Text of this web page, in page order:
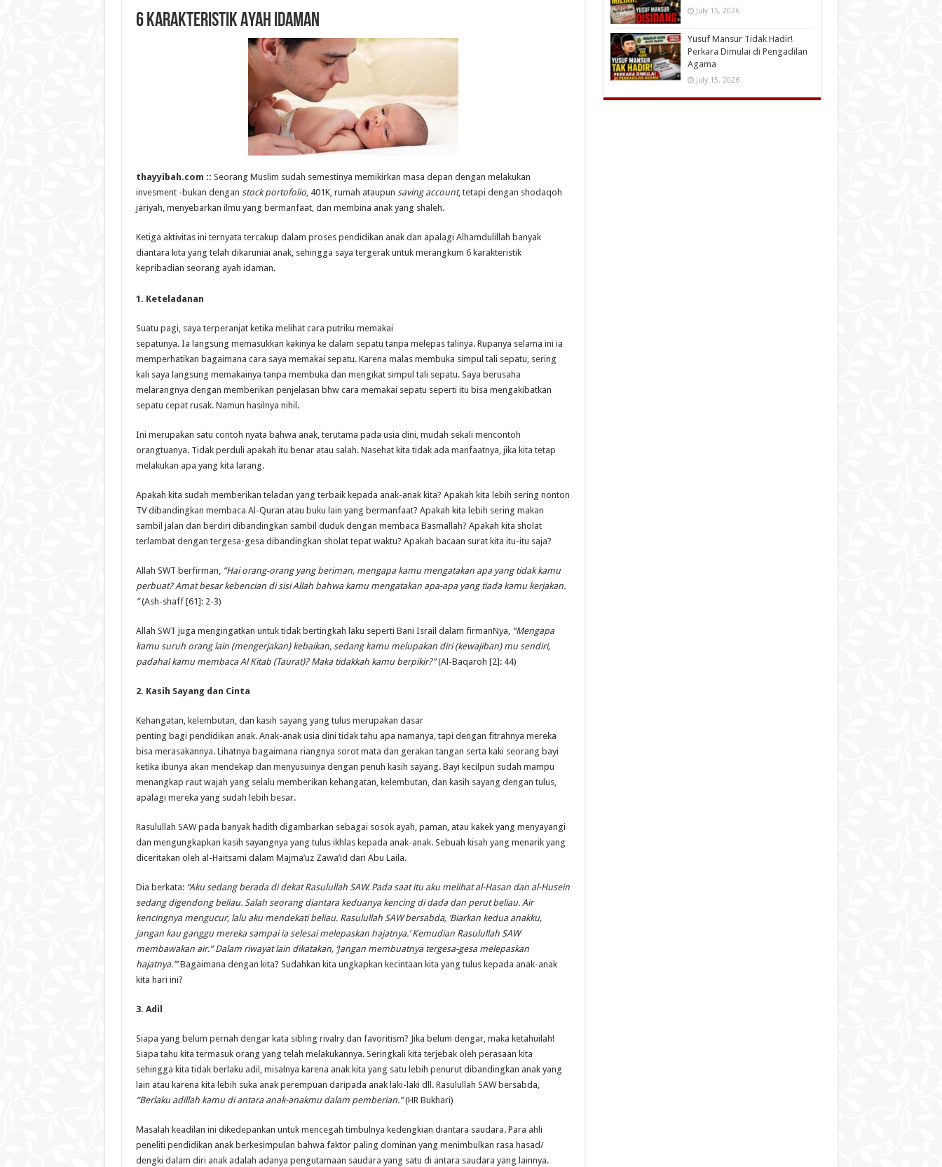
6 Karakteristik Ayah Idaman
thayyibah.com :: Seorang Muslim sudah semestinya memikirkan masa depan dengan melakukan
invesment -bukan dengan stock portofolio, 401K, rumah ataupun saving account, tetapi dengan shodaqoh
jariyah, menyebarkan ilmu yang bermanfaat, dan membina anak yang shaleh.
Ketiga aktivitas ini ternyata tercakup dalam proses pendidikan anak dan apalagi Alhamdulillah banyak
diantara kita yang telah dikaruniai anak, sehingga saya tergerak untuk merangkum 6 karakteristik
kepribadian seorang ayah idaman.
1. Keteladanan
Suatu pagi, saya terperanjat ketika melihat cara putriku memakai
sepatunya. Ia langsung memasukkan kakinya ke dalam sepatu tanpa melepas talinya. Rupanya selama ini ia
memperhatikan bagaimana cara saya memakai sepatu. Karena malas membuka simpul tali sepatu, sering
kali saya langsung memakainya tanpa membuka dan mengikat simpul tali sepatu. Saya berusaha
melarangnya dengan memberikan penjelasan bhw cara memakai sepatu seperti itu bisa mengakibatkan
sepatu cepat rusak. Namun hasilnya nihil.
Ini merupakan satu contoh nyata bahwa anak, terutama pada usia dini, mudah sekali mencontoh
orangtuanya. Tidak perduli apakah itu benar atau salah. Nasehat kita tidak ada manfaatnya, jika kita tetap
melakukan apa yang kita larang.
Apakah kita sudah memberikan teladan yang terbaik kepada anak-anak kita? Apakah kita lebih sering nonton
TV dibandingkan membaca Al-Quran atau buku lain yang bermanfaat? Apakah kita lebih sering makan
sambil jalan dan berdiri dibandingkan sambil duduk dengan membaca Basmallah? Apakah kita sholat
terlambat dengan tergesa-gesa dibandingkan sholat tepat waktu? Apakah bacaan surat kita itu-itu saja?
Allah SWT berfirman, “Hai orang-orang yang beriman, mengapa kamu mengatakan apa yang tidak kamu
perbuat? Amat besar kebencian di sisi Allah bahwa kamu mengatakan apa-apa yang tiada kamu kerjakan.
“(Ash-shaff [61]: 2-3)
Allah SWT juga mengingatkan untuk tidak bertingkah laku seperti Bani Israil dalam firmanNya, “Mengapa
kamu suruh orang lain (mengerjakan) kebaikan, sedang kamu melupakan diri (kewajiban) mu sendiri,
padahal kamu membaca Al Kitab (Taurat)? Maka tidakkah kamu berpikir?”(Al-Baqaroh [2]: 44)
2. Kasih Sayang dan Cinta
Kehangatan, kelembutan, dan kasih sayang yang tulus merupakan dasar
penting bagi pendidikan anak. Anak-anak usia dini tidak tahu apa namanya, tapi dengan fitrahnya mereka
bisa merasakannya. Lihatnya bagaimana riangnya sorot mata dan gerakan tangan serta kaki seorang bayi
ketika ibunya akan mendekap dan menyusuinya dengan penuh kasih sayang. Bayi kecilpun sudah mampu
menangkap raut wajah yang selalu memberikan kehangatan, kelembutan, dan kasih sayang dengan tulus,
apalagi mereka yang sudah lebih besar.
Rasulullah SAW pada banyak hadith digambarkan sebagai sosok ayah, paman, atau kakek yang menyayangi
dan mengungkapkan kasih sayangnya yang tulus ikhlas kepada anak-anak. Sebuah kisah yang menarik yang
diceritakan oleh al-Haitsami dalam Majma’uz Zawa’id dari Abu Laila.
Dia berkata: “Aku sedang berada di dekat Rasulullah SAW. Pada saat itu aku melihat al-Hasan dan al-Husein
sedang digendong beliau. Salah seorang diantara keduanya kencing di dada dan perut beliau. Air
kencingnya mengucur, lalu aku mendekati beliau. Rasulullah SAW bersabda, ‘Biarkan kedua anakku,
jangan kau ganggu mereka sampai ia selesai melepaskan hajatnya.’ Kemudian Rasulullah SAW
membawakan air.” Dalam riwayat lain dikatakan, ‘Jangan membuatnya tergesa-gesa melepaskan
hajatnya.’”Bagaimana dengan kita? Sudahkan kita ungkapkan kecintaan kita yang tulus kepada anak-anak
kita hari ini?
3. Adil
Siapa yang belum pernah dengar kata sibling rivalry dan favoritism? Jika belum dengar, maka ketahuilah!
Siapa tahu kita termasuk orang yang telah melakukannya. Seringkali kita terjebak oleh perasaan kita
sehingga kita tidak berlaku adil, misalnya karena anak kita yang satu lebih penurut dibandingkan anak yang
lain atau karena kita lebih suka anak perempuan daripada anak laki-laki dll. Rasulullah SAW bersabda,
“Berlaku adillah kamu di antara anak-anakmu dalam pemberian.”(HR Bukhari)
Masalah keadilan ini dikedepankan untuk mencegah timbulnya kedengkian diantara saudara. Para ahli
peneliti pendidikan anak berkesimpulan bahwa faktor paling dominan yang menimbulkan rasa hasad/
dengki dalam diri anak adalah adanya pengutamaan saudara yang satu di antara saudara yang lainnya.
July 15, 2026
Yusuf Mansur Tidak Hadir!
Perkara Dimulai di Pengadilan
Agama
July 15, 2026